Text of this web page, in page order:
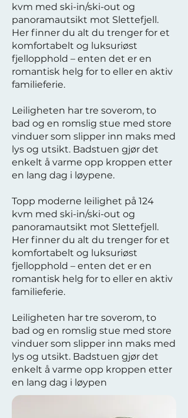
kvm med ski-in/ski-out og
panoramautsikt mot Slettefjell.
Her finner du alt du trenger for et
komfortabelt og luksuriøst
fjellopphold – enten det er en
romantisk helg for to eller en aktiv
familieferie.
Leiligheten har tre soverom, to
bad og en romslig stue med store
vinduer som slipper inn maks med
lys og utsikt. Badstuen gjør det
enkelt å varme opp kroppen etter
en lang dag i løypene.
Topp moderne leilighet på 124
kvm med ski-in/ski-out og
panoramautsikt mot Slettefjell.
Her finner du alt du trenger for et
komfortabelt og luksuriøst
fjellopphold – enten det er en
romantisk helg for to eller en aktiv
familieferie.
Leiligheten har tre soverom, to
bad og en romslig stue med store
vinduer som slipper inn maks med
lys og utsikt. Badstuen gjør det
enkelt å varme opp kroppen etter
en lang dag i løypen